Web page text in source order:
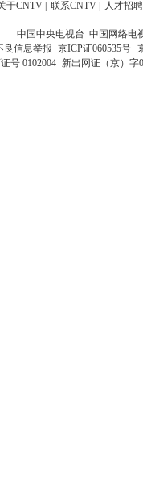
于CNTV 联系CNTV 人才招聘
中国中央电视台 中国网络电
良信息举报 京ICP证060535号
号 0102004 新出网证（京）